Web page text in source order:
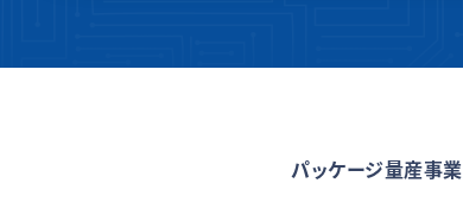
パッケージ量産事業